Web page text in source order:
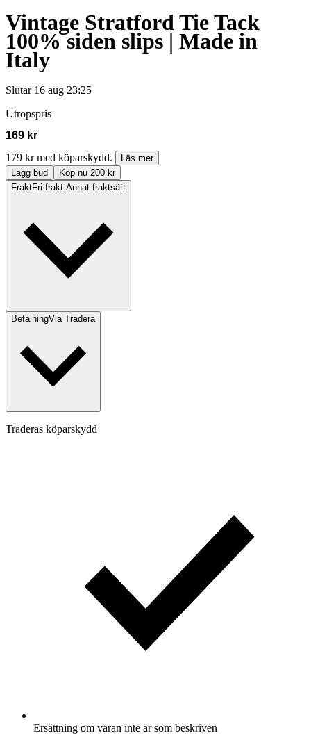
Vintage Stratford Tie Tack
100% siden slips | Made in
Italy
Slutar 16 aug 23:25
Utropspris
169 kr
179 kr med köparskydd.
Läs mer
Lägg bud
Köp nu 200 kr
FraktFri frakt Annat fraktsätt
BetalningVia Tradera
Traderas köparskydd
Ersättning om varan inte är som beskriven